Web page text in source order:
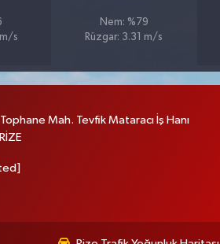
s
Nem: %79
Rüzgar: 3.31 m/s
Mah. Tevfik Mataracı İş Hanı